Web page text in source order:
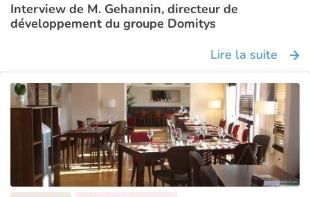
Interview de M. Gehannin, directeur de
développement du groupe Domitys
Lire la suite